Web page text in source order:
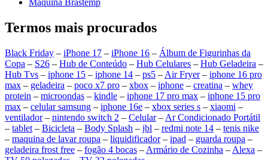
Máquina Brastemp
Termos mais procurados
Black Friday – iPhone 17 – iPhone 16 – Álbum de Figurinhas da
Copa – S26 – Hub de Conteúdo – Hub Celulares – Hub Geladeira –
Hub Tvs – iphone 15 – iphone 14 – ps5 – Air Fryer– iphone 16 pro
max – geladeira – poco x7 pro – xbox – iphone – creatina – whey
protein – microondas – kindle – iphone 17 pro max – iphone 15 pro
max – celular samsung – iphone 16e – xbox series s – xiaomi –
ventilador– nintendo switch 2 – Celular– Ar Condicionado Portátil
– tablet – Bicicleta – Body Splash – jbl – redmi note 14 – tenis nike
– maquina de lavar roupa – liquidificador– ipad – guarda roupa –
geladeira frost free – fogão 4 bocas – Armário de Cozinha – Alexa –